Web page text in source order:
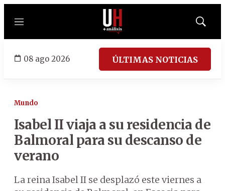
Menú
Mostrar
08 ago 2026 ÚLTIMAS NOTICIAS
Mundo
Isabel II viaja a su residencia de
Balmoral para su descanso de
verano
La reina Isabel II se desplazó este viernes a